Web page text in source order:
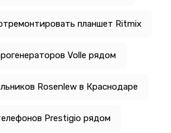
планшет Ritmix
Volle рядом
Rosenlew в Краснодаре
Prestigio рядом